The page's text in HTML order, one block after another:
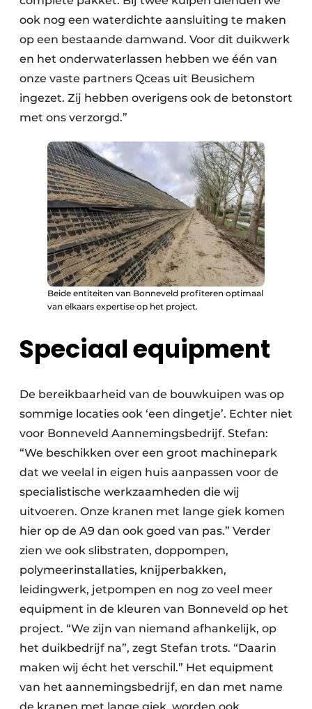
ook nog een waterdichte aansluiting te maken
op een bestaande damwand. Voor dit duikwerk
en het onderwaterlassen hebben we één van
onze vaste partners Qceas uit Beusichem
ingezet. Zij hebben overigens ook de betonstort
met ons verzorgd.”
Beide entiteiten van Bonneveld profiteren optimaal
van elkaars expertise op het project.
Speciaal equipment
De bereikbaarheid van de bouwkuipen was op
sommige locaties ook ‘een dingetje’. Echter niet
voor Bonneveld Aannemingsbedrijf. Stefan:
“We beschikken over een groot machinepark
dat we veelal in eigen huis aanpassen voor de
specialistische werkzaamheden die wij
uitvoeren. Onze kranen met lange giek komen
hier op de A9 dan ook goed van pas.” Verder
zien we ook slibstraten, doppompen,
polymeerinstallaties, knijperbakken,
leidingwerk, jetpompen en nog zo veel meer
equipment in de kleuren van Bonneveld op het
project. “We zijn van niemand afhankelijk, op
het duikbedrijf na”, zegt Stefan trots. “Daarin
maken wij écht het verschil.” Het equipment
van het aannemingsbedrijf, en dan met name